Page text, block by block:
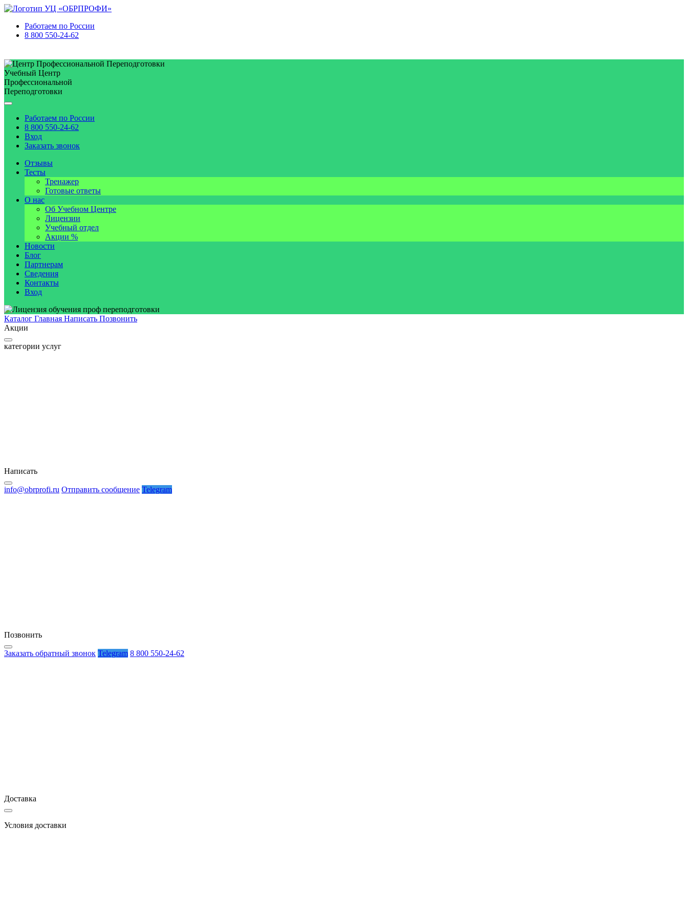
Работаем по России
8 800 550-24-62
Учебный Центр
Профессиональной
Переподготовки
Работаем по России
8 800 550-24-62
Вход
Заказать звонок
Отзывы
Тесты
Тренажер
Готовые ответы
О нас
Об Учебном Центре
Лицензии
Учебный отдел
Акции %
Новости
Блог
Партнерам
Сведения
Контакты
Вход
Каталог Главная Написать Позвонить
Акции
категории услуг
Написать
info@obrprofi.ru Отправить сообщение Telegram
Позвонить
Заказать обратный звонок Telegram 8 800 550-24-62
Доставка
Условия доставки